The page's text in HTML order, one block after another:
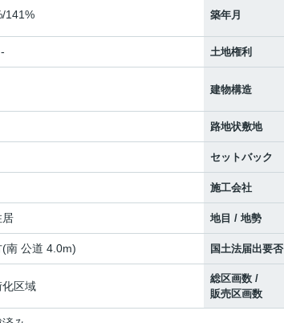
141% 築年月
土地権利
建物構造
路地状敷地
セットバック
施工会社
居 地目 / 地勢
(南 公道 4.0m) 国土法届出要否
化区域
総区画数 /
販売区画数